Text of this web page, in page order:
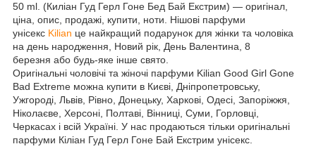
50 ml. (Киліан Гуд Герл Гоне Бед Бай Екстрим) — оригінал,
ціна, опис, продажі, купити, ноти. Нішові парфуми
унісекс Kilian це найкращий подарунок для жінки та чоловіка
на день народження, Новий рік, День Валентина, 8
березня або будь-яке інше свято.
Оригінальні чоловічі та жіночі парфуми Kilian Good Girl Gone
Bad Extreme можна купити в Києві, Дніпропетровську,
Ужгороді, Львів, Рівно, Донецьку, Харкові, Одесі, Запоріжжя,
Ніколаєве, Херсоні, Полтаві, Вінниці, Суми, Горловці,
Черкасах і всій Україні. У нас продаються тільки оригінальні
парфуми Кіліан Гуд Герл Гоне Бай Екстрим унісекс.